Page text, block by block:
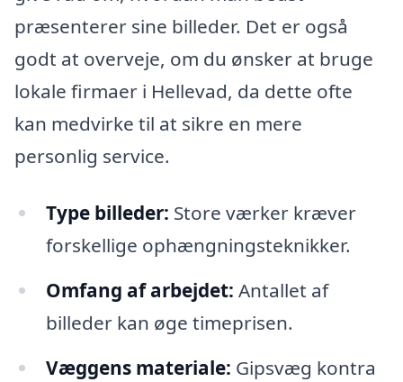
præsenterer sine billeder. Det er også
godt at overveje, om du ønsker at bruge
lokale firmaer i Hellevad, da dette ofte
kan medvirke til at sikre en mere
personlig service.
Type billeder: Store værker kræver
forskellige ophængningsteknikker.
Omfang af arbejdet: Antallet af
billeder kan øge timeprisen.
Væggens materiale: Gipsvæg kontra